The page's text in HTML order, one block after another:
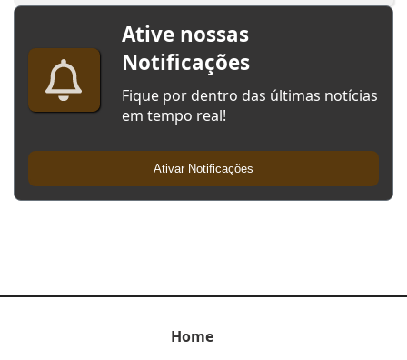
Ative nossas
Notificações
Fique por dentro das últimas notícias
em tempo real!
Ativar Notificações
Home